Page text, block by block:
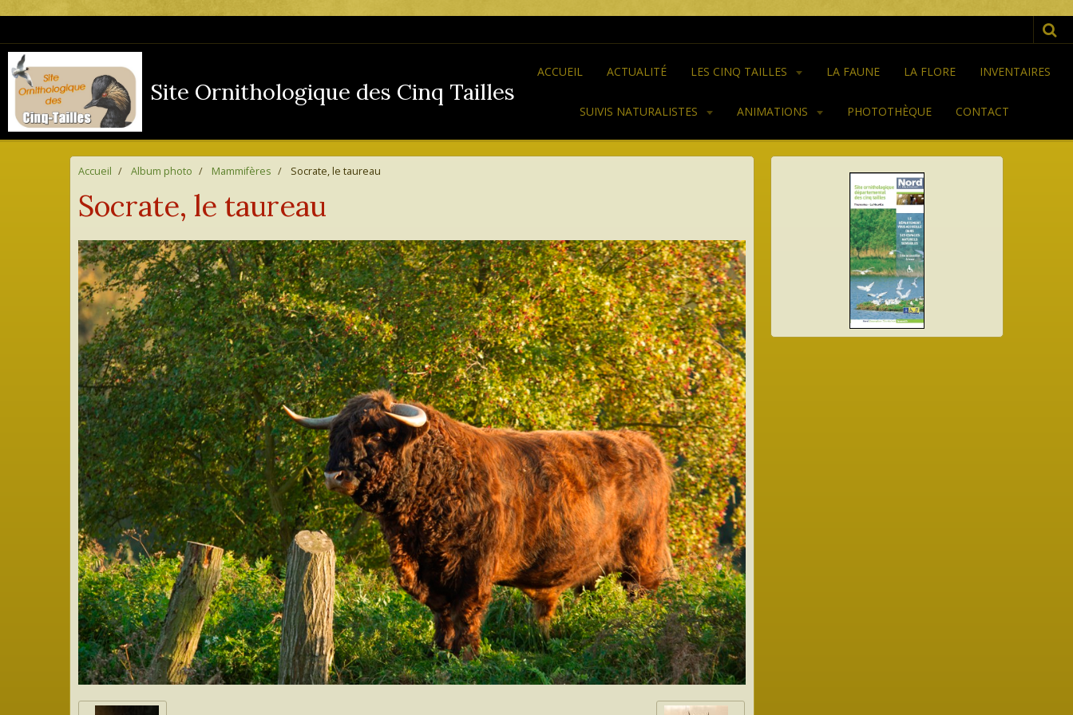
Site Ornithologique des Cinq Tailles
ACCUEIL ACTUALITÉ LES CINQ TAILLES LA FAUNE LA FLORE INVENTAIRES
SUIVIS NATURALISTES ANIMATIONS PHOTOTHÈQUE CONTACT
Accueil Album photo Mammifères Socrate, le taureau
Socrate, le taureau